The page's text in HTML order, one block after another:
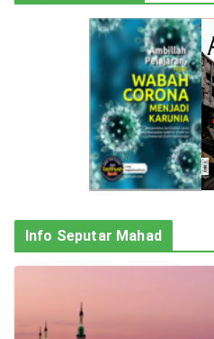
Info Seputar Mahad